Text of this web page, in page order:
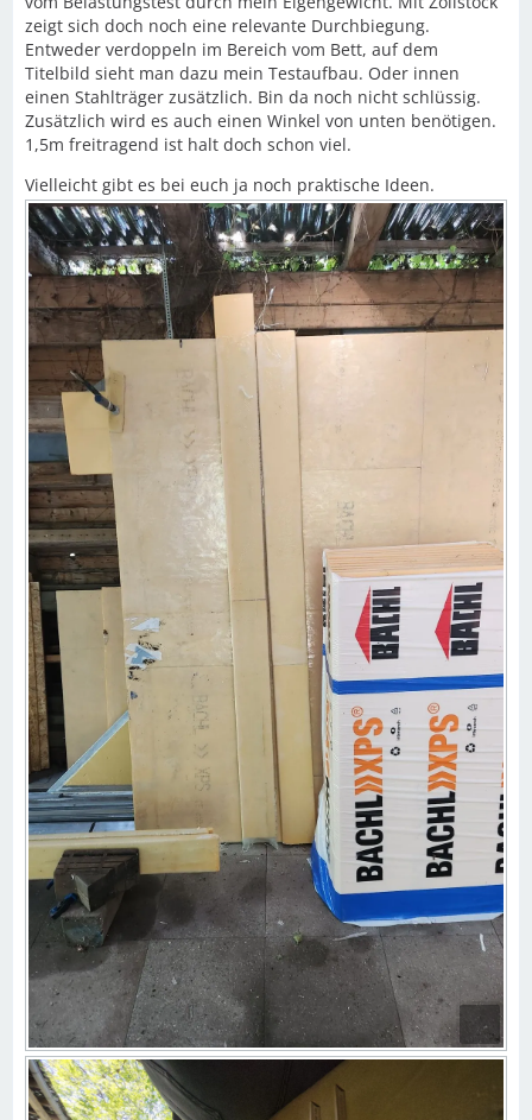
zeigt sich doch noch eine relevante Durchbiegung.
Entweder verdoppeln im Bereich vom Bett, auf dem
Titelbild sieht man dazu mein Testaufbau. Oder innen
einen Stahlträger zusätzlich. Bin da noch nicht schlüssig.
Zusätzlich wird es auch einen Winkel von unten benötigen.
1,5m freitragend ist halt doch schon viel.
Vielleicht gibt es bei euch ja noch praktische Ideen.